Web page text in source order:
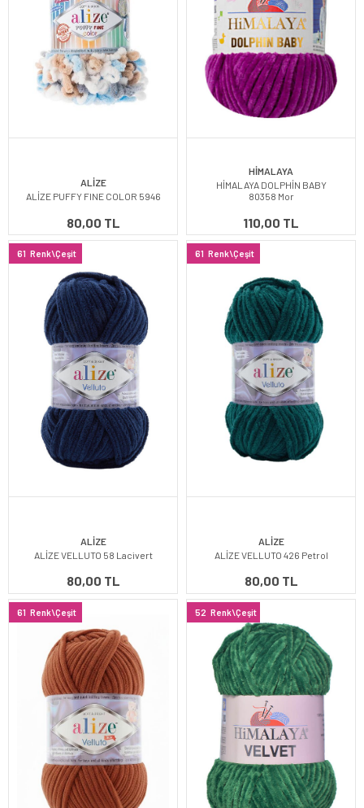
ALİZE
ALİZE PUFFY FINE COLOR 5946
80,00 TL
HİMALAYA
HİMALAYA DOLPHİN BABY
80358 Mor
110,00 TL
61 Renk\Çeşit
ALİZE
ALİZE VELLUTO 58 Lacivert
80,00 TL
61 Renk\Çeşit
ALİZE
ALİZE VELLUTO 426 Petrol
80,00 TL
61 Renk\Çeşit 52 Renk\Çeşit